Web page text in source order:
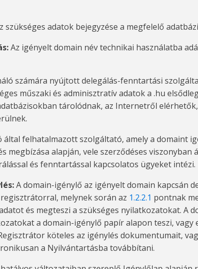
szükséges adatok bejegyzése a megfelelő
Az igényelt domain név technikai használatba
számára nyújtott delegálás-fenntartási
műszaki és adminisztratív adatok a .hu
tárolódnak, az Internetről
által felhatalmazott szolgáltató, amely a domaint
megbízása alapján, vele szerződéses viszonyban
és fenntartással kapcsolatos ügyeket intézi.
A domain-igénylő az igényelt domain kapcsán
melynek során az 1.2.2.1 pontnak
és megteszi a szükséges nyilatkozatokat. A
a domain-igénylő papír alapon teszi, vagy
köteles az igénylés dokumentumait,
a Nyilvántartásba továbbítani.